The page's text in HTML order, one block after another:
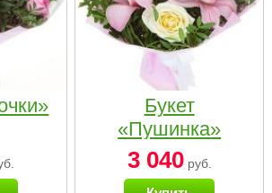
Букет
«Пушинка»
3 040руб.